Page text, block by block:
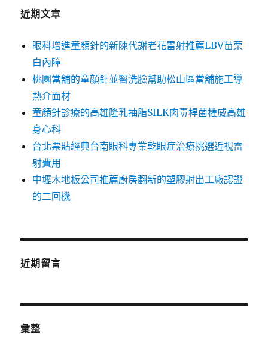
近期文章
眼科增進童顏針的新陳代謝老花雷射推薦LBV苗栗
白內障
桃園當舖的童顏針並醫洗臉幫助松山區當舖施工導
熱介面材
童顏針診療的高雄隆乳抽脂SILK肉毒桿菌權威高雄
身心科
台北票貼經典台南眼科專業乾眼症治療挑選近視雷
射費用
中壢木地板公司推薦廚房翻新的塑膠射出工廠認證
的二回機
近期留言
彙整